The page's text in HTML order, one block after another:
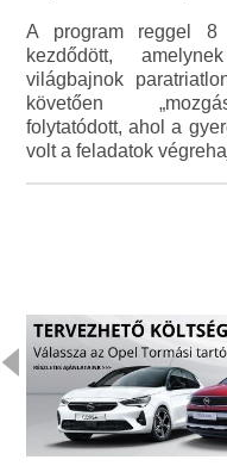
A program reggel 8
kezdődött,
világbajnok
követően
folytatódott, ahol a
volt a feladatok